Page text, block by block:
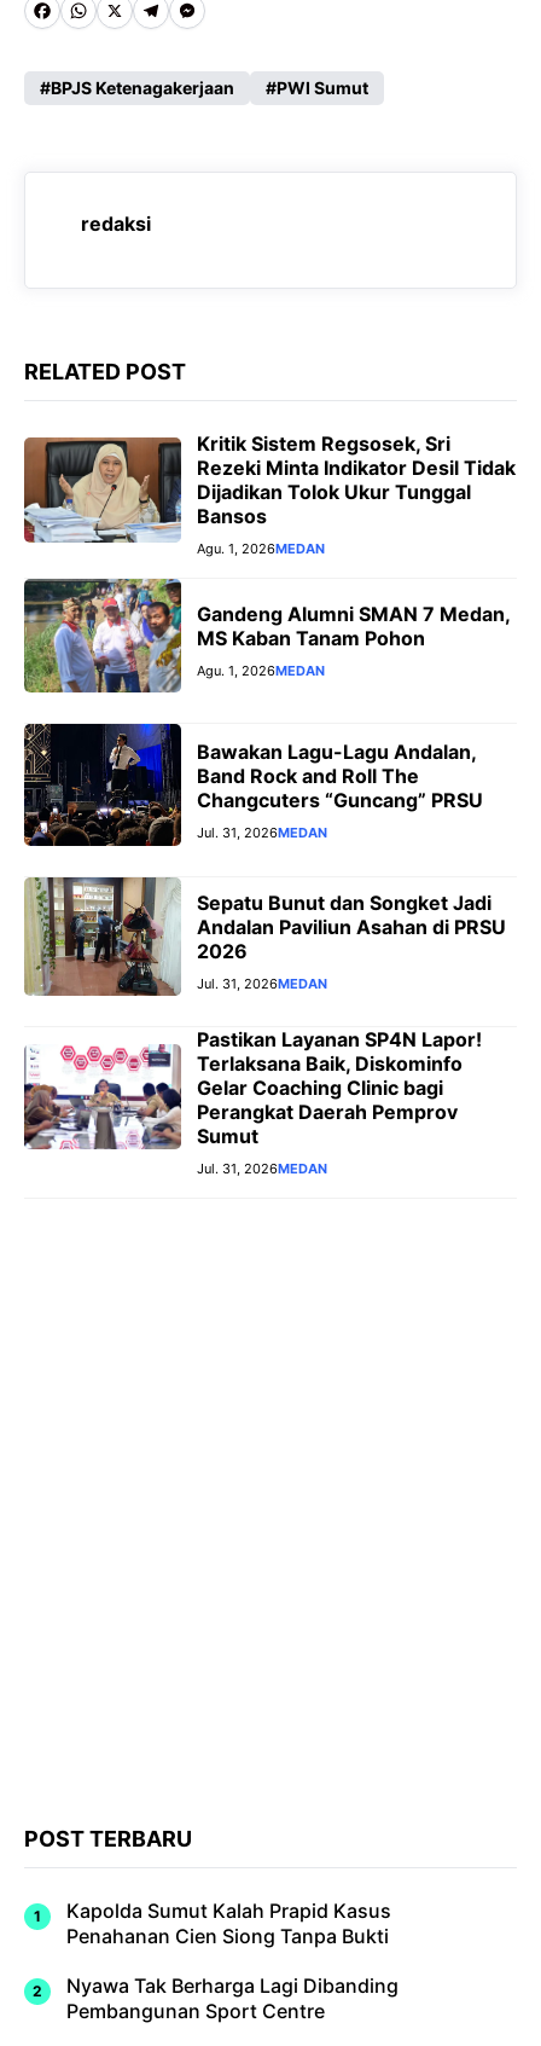
F
c
b
k
W
a
s
A
p
X T
l
g
r
m
M
s
e
e
BPJS Ketenagakerjaan PWI Sumut
redaksi
RELATED POST
Kritik Sistem Regsosek, Sri
Rezeki Minta Indikator Desil Tidak
Dijadikan Tolok Ukur Tunggal
Bansos
Agu. 1, 2026MEDAN
‎Gandeng Alumni SMAN 7 Medan,
MS Kaban Tanam Pohon
Agu. 1, 2026MEDAN
Bawakan Lagu-Lagu Andalan,
Band Rock and Roll The
Changcuters “Guncang” PRSU
Jul. 31, 2026MEDAN
Sepatu Bunut dan Songket Jadi
Andalan Paviliun Asahan di PRSU
2026
Jul. 31, 2026MEDAN
Pastikan Layanan SP4N Lapor!
Terlaksana Baik, Diskominfo
Gelar Coaching Clinic bagi
Perangkat Daerah Pemprov
Sumut
Jul. 31, 2026MEDAN
POST TERBARU
Kapolda Sumut Kalah Prapid Kasus
Penahanan Cien Siong Tanpa Bukti
Nyawa Tak Berharga Lagi Dibanding
Pembangunan Sport Centre